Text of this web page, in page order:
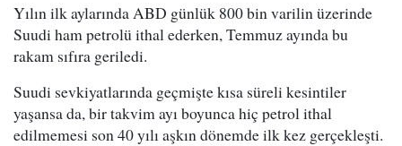
Yılın ilk aylarında ABD günlük 800 bin varilin üzerinde
Suudi ham petrolü ithal ederken, Temmuz ayında bu
rakam sıfıra geriledi.
Suudi sevkiyatlarında geçmişte kısa süreli kesintiler
yaşansa da, bir takvim ayı boyunca hiç petrol ithal
edilmemesi son 40 yılı aşkın dönemde ilk kez gerçekleşti.